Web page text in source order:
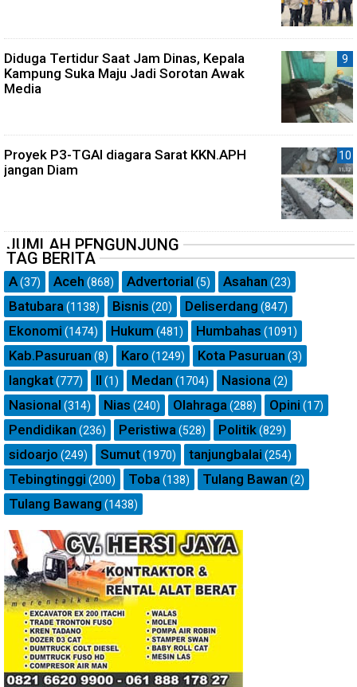
Diduga Tertidur Saat Jam Dinas, Kepala
Kampung Suka Maju Jadi Sorotan Awak
Media
Proyek P3-TGAI diagara Sarat KKN.APH
jangan Diam
JUMLAH PENGUNJUNG
TAG BERITA
A(37) Aceh (868) Advertorial (5) Asahan (23)
Batubara (1138) Bisnis (20) Deliserdang (847)
Ekonomi (1474) Hukum (481) Humbahas (1091)
Kab.Pasuruan (8) Karo (1249) Kota Pasuruan (3)
langkat(777) ll (1) Medan (1704) Nasiona (2)
Nasional (314) Nias (240) Olahraga (288) Opini (17)
Pendidikan (236) Peristiwa (528) Politik(829)
sidoarjo (249) Sumut(1970) tanjungbalai (254)
Tebingtinggi (200) Toba (138) Tulang Bawan (2)
Tulang Bawang (1438)